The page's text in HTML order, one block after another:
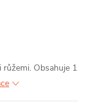
Obsahuje 1